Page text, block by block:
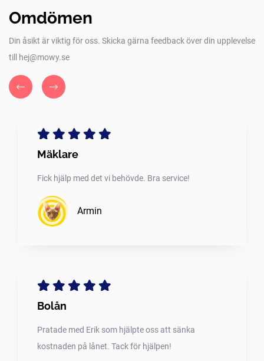
Omdömen
Din åsikt är viktig för oss. Skicka gärna feedback över din upplevelse
till hej@mowy.se
Mäklare
Fick hjälp med det vi behövde. Bra service!
Armin
Bolån
Pratade med Erik som hjälpte oss att sänka
kostnaden på lånet. Tack för hjälpen!